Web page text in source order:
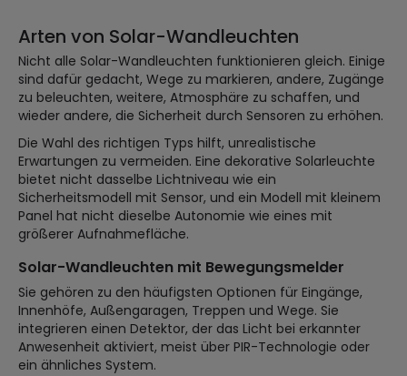
Arten von Solar-Wandleuchten
Nicht alle Solar-Wandleuchten funktionieren gleich. Einige
sind dafür gedacht, Wege zu markieren, andere, Zugänge
zu beleuchten, weitere, Atmosphäre zu schaffen, und
wieder andere, die Sicherheit durch Sensoren zu erhöhen.
Die Wahl des richtigen Typs hilft, unrealistische
Erwartungen zu vermeiden. Eine dekorative Solarleuchte
bietet nicht dasselbe Lichtniveau wie ein
Sicherheitsmodell mit Sensor, und ein Modell mit kleinem
Panel hat nicht dieselbe Autonomie wie eines mit
größerer Aufnahmefläche.
Solar-Wandleuchten mit Bewegungsmelder
Sie gehören zu den häufigsten Optionen für Eingänge,
Innenhöfe, Außengaragen, Treppen und Wege. Sie
integrieren einen Detektor, der das Licht bei erkannter
Anwesenheit aktiviert, meist über PIR-Technologie oder
ein ähnliches System.